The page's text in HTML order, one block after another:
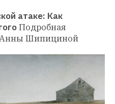
атаке: Как
Подробная
Анны Шипициной